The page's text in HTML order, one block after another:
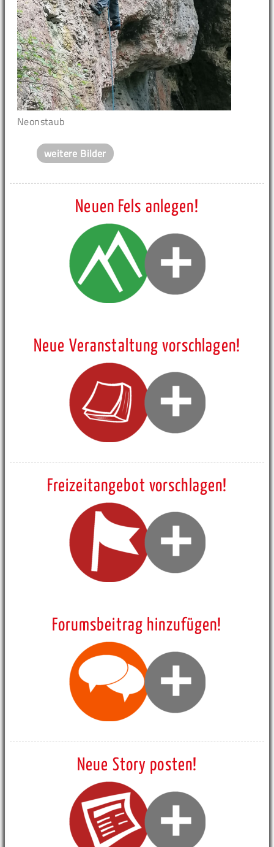
Neonstaub
weitere Bilder
Neuen Fels anlegen!
Neue Veranstaltung vorschlagen!
Freizeitangebot vorschlagen!
Forumsbeitrag hinzufügen!
Neue Story posten!